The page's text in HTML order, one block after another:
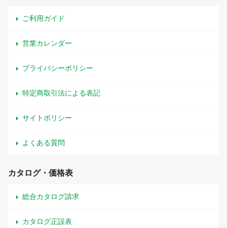
ご利用ガイド
営業カレンダー
プライバシーポリシー
特定商取引法による表記
サイトポリシー
よくある質問
カタログ・価格表
総合カタログ請求
カタログ正誤表